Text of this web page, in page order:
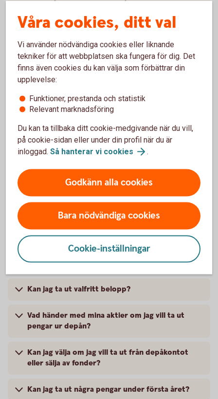
Vad ingår i Kapitalspar Depå?
Hur sätter jag in pengar i försäkringen?
Vad är den lägsta tillåtna insättningen i
Kapitalspar Depå?
Jag har satt in pengar i försäkringen. När finns
pengarna tillgängliga på depåkontot, så att jag
kan köpa aktier?
Hur kan jag handla värdepapper i min
försäkring?
Jag vill byta från fond till depåkonto, hur gör
Kan jag lägga en köporder på aktier om jag sålt
aktier trots att pengarna ännu inte har landat på
depåkontot?
Hur tar jag ut pengar ur försäkringen?
Kan jag ta ut valfritt belopp?
Vad händer med mina aktier om jag vill ta ut
pengar ur depån?
Kan jag välja om jag vill ta ut från depåkontot
eller sälja av fonder?
Kan jag ta ut några pengar under första året?
Våra cookies, ditt val
Vi använder nödvändiga cookies eller liknande
tekniker för att webbplatsen ska fungera för dig. Det
finns även cookies du kan välja som förbättrar din
upplevelse:
Funktioner, prestanda och statistik
Relevant marknadsföring
Du kan ta tillbaka ditt cookie-medgivande när du vill,
på cookie-sidan eller under din profil när du är
inloggad. Så hanterar vi cookies .
Godkänn alla cookies
Bara nödvändiga cookies
Cookie-inställningar